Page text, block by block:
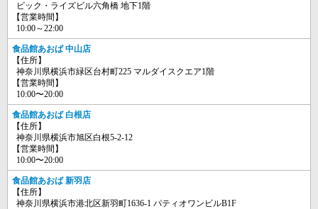
ビック・ライズビル六角橋 地下1階
【営業時間】
10:00～22:00
食品館あおば 中山店
【住所】
神奈川県横浜市緑区台村町225 マルダイスクエア1階
【営業時間】
10:00〜20:00
食品館あおば 白根店
【住所】
神奈川県横浜市旭区白根5-2-12
【営業時間】
10:00〜20:00
食品館あおば 新羽店
【住所】
神奈川県横浜市港北区新羽町1636-1 パティオワンビルB1F